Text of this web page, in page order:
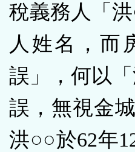
稅義務人「
人姓名，而
誤」，何以
誤，無視金
洪○○於62年